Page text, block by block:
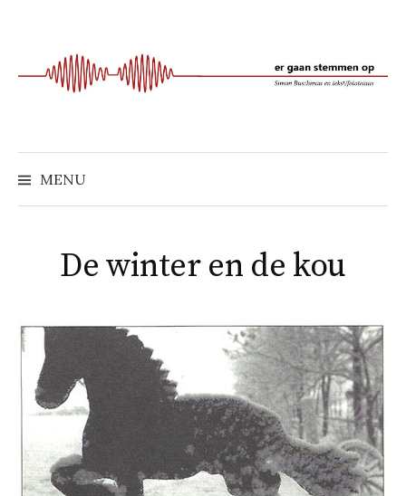
springen
MENU
De winter en de kou